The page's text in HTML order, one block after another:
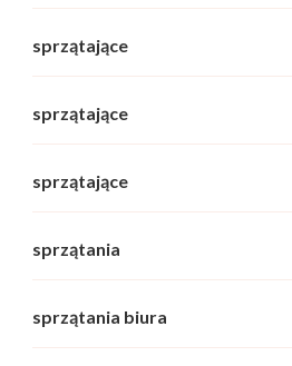
sprzątające
sprzątające
sprzątające
sprzątania
sprzątania biura